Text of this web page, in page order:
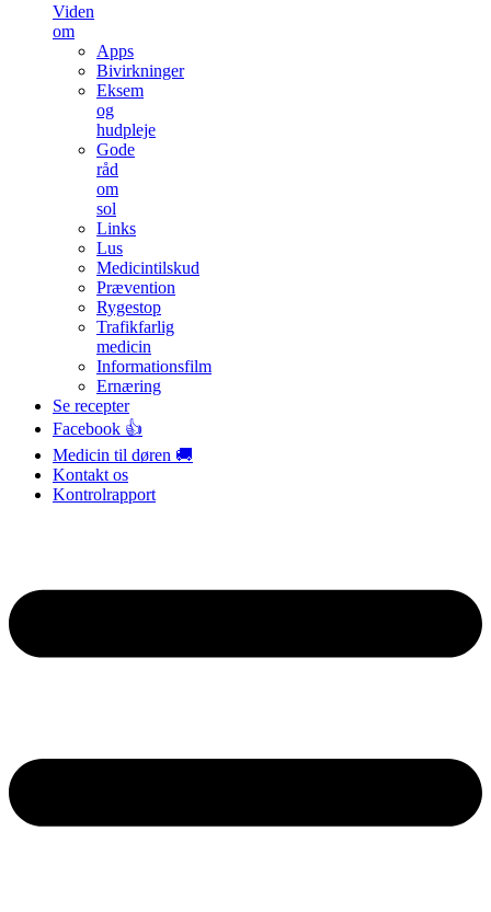
Viden
om
Apps
Bivirkninger
Eksem
og
hudpleje
Gode
råd
om
sol
Links
Lus
Medicintilskud
Prævention
Rygestop
Trafikfarlig
medicin
Informationsfilm
Ernæring
Se recepter
Facebook 👍
Medicin til døren 🚚
Kontakt os
Kontrolrapport